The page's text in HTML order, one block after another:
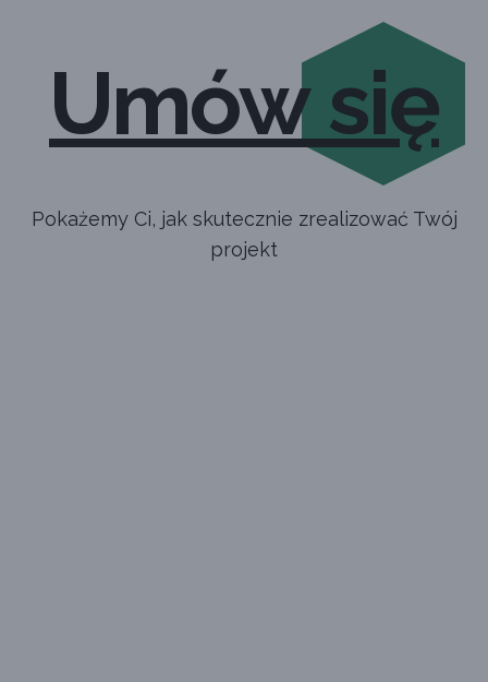
Umów się
Pokażemy Ci, jak skutecznie zrealizować Twój
projekt